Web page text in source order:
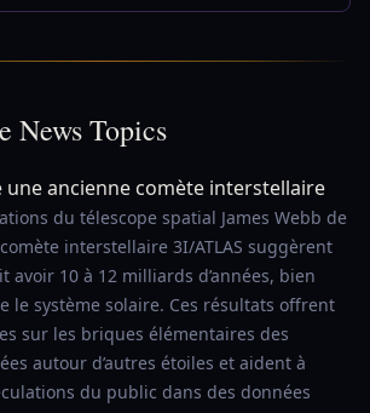
News Topics
une ancienne comète interstellaire
du télescope spatial James Webb de
interstellaire 3I/ATLAS suggèrent
avoir 10 à 12 milliards d’années, bien
le système solaire. Ces résultats offrent
sur les briques élémentaires des
autour d’autres étoiles et aident à
du public dans des données